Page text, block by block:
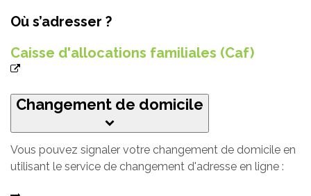
Où s’adresser ?
Caisse d'allocations familiales (Caf)
Changement de domicile
Vous pouvez signaler votre changement de domicile en
utilisant le service de changement d'adresse en ligne :